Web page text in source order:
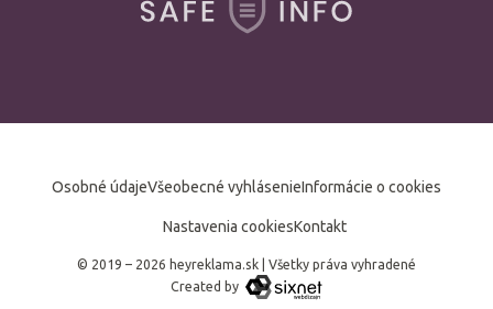
Osobné údajeVšeobecné vyhlásenieInformácie o cookies
Nastavenia cookiesKontakt
© 2019 – 2026 heyreklama.sk
Všetky práva vyhradené
Created by